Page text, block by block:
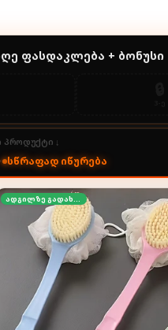
ფასდაკლება + ბონუსი
პროდუქტი ↓
• სწრაფად იწურება
ადგილზე გადახდა